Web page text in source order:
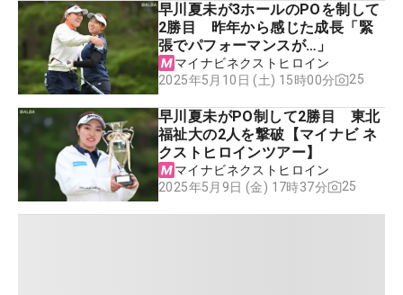
早川夏未が3ホールのPOを制して
2勝目 昨年から感じた成長「緊
張でパフォーマンスが…」
マイナビネクストヒロイン
2025年5月10日 (土) 15時00分
25
早川夏未がPO制して2勝目 東北
福祉大の2人を撃破【マイナビ ネ
クストヒロインツアー】
マイナビネクストヒロイン
2025年5月9日 (金) 17時37分
25